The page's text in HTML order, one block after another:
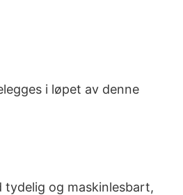
i løpet av denne
og maskinlesbart,